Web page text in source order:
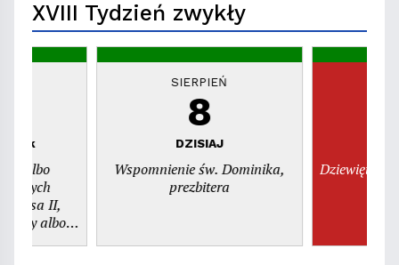
XVIII Tydzień zwykły
albo
albo
SIERPIEŃ
8
DZISIAJ
Wspomnienie św. Dominika,
prezbitera